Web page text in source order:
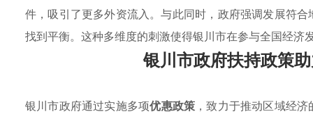
件，吸引了更多外资流入。与此同时，政府强调发展符合
找到平衡。这种多维度的刺激使得银川市在参与全国经济
银川市政府扶持政策
银川市政府通过实施多项优惠政策 ，致力于推动区域经